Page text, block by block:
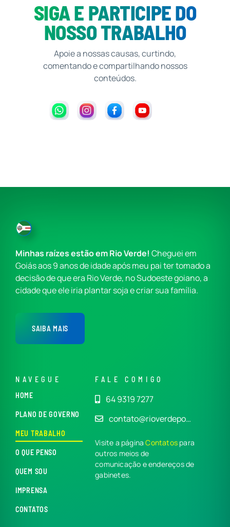
SIGA E PARTICIPE DO
NOSSO TRABALHO
Apoie a nossas causas, curtindo,
comentando e compartilhando nossos
conteúdos.
Minhas raízes estão em Rio Verde! Cheguei em
Goiás aos 9 anos de idade após meu pai ter tomado a
decisão de que era Rio Verde, no Sudoeste goiano, a
cidade que ele iria plantar soja e criar sua família.
SAIBA MAIS
NAVEGUE
HOME
PLANO DE GOVERNO
MEU TRABALHO
O QUE PENSO
QUEM SOU
IMPRENSA
CONTATOS
FALE COMIGO
64 9319 7277
contato@rioverdepo…
Visite a páginaContatos para
outros meios de
comunicação e endereços de
gabinetes.